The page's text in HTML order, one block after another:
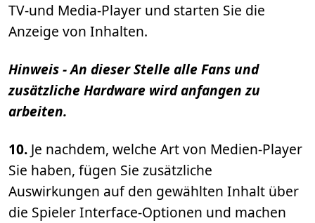
TV-und Media-Player und starten Sie die
Anzeige von Inhalten.
Hinweis - An dieser Stelle alle Fans und
zusätzliche Hardware wird anfangen zu
arbeiten.
10. Je nachdem, welche Art von Medien-Player
Sie haben, fügen Sie zusätzliche
Auswirkungen auf den gewählten Inhalt über
die Spieler Interface-Optionen und machen